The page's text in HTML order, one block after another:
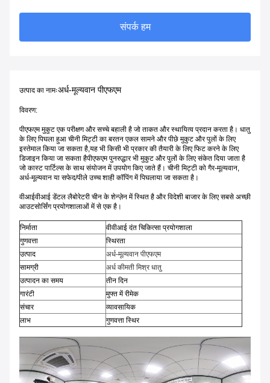
संपर्क हम
उत्पाद का नामःअर्ध-मूल्यवान पीएफएम
विवरण:
पीएफएम मुकुट एक परीक्षण और सच्चे बहाली है जो ताकत और स्थायित्व प्रदान करता है। धातु
के लिए पिघला हुआ चीनी मिट्टी का बरतन एकल सामने और पीछे मुकुट और पुलों के लिए
इस्तेमाल किया जा सकता है,यह भी किसी भी प्रकार की तैयारी के लिए फिट करने के लिए
डिजाइन किया जा सकता हैपीएफएम पुनरुद्धार भी मुकुट और पुलों के लिए संकेत दिया जाता है
जो कास्ट पार्टिल्स के साथ संयोजन में उपयोग किए जाते हैं। चीनी मिट्टी को गैर-मूल्यवान,
अर्ध-मूल्यवान या सफेद/पीले उच्च शाही कॉपिंग में पिघलाया जा सकता है।
वीआईवीआई डेंटल लैबोरेटरी चीन के शेन्ज़ेन में स्थित है और विदेशी बाजार के लिए सबसे अच्छी
आउटसोर्सिंग प्रयोगशालाओं में से एक है।
निर्माता
वीवीआई दंत चिकित्सा प्रयोगशाला
गुणवत्ता
स्थिरता
उत्पाद
अर्ध-मूल्यवान पीएफएम
सामग्री
अर्ध कीमती मिश्र धातु
उत्पादन का समय
तीन दिन
गारंटी
मुफ्त में रीमेक
संचार
व्यावसायिक
लाभ
गुणवत्ता स्थिर